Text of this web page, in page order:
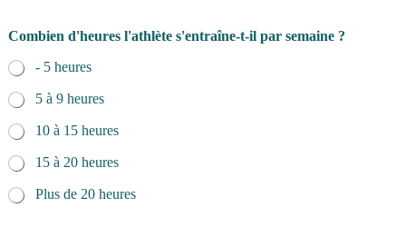
Combien d'heures l'athlète s'entraîne-t-il par semaine ?
- 5 heures
5 à 9 heures
10 à 15 heures
15 à 20 heures
Plus de 20 heures